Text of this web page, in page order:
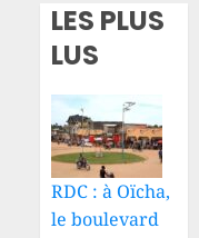
LES PLUS
LUS
RDC : à Oïcha,
le boulevard